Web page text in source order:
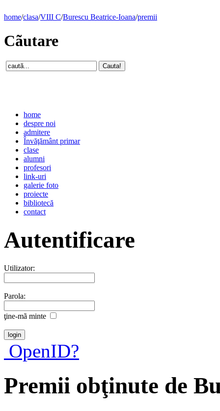
home/clasa/VIII C/Burescu Beatrice-Ioana/premii
Cãutare
home
despre noi
admitere
Învăţământ primar
clase
alumni
profesori
link-uri
galerie foto
proiecte
bibliotecă
contact
Autentificare
Utilizator:
Parola:
ţine-mã minte
OpenID?
Premii obţinute de